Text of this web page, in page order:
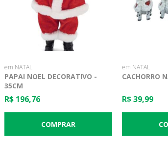
em NATAL
PAPAI NOEL DECORATIVO -
35CM
R$ 196,76
em NATAL
CACHORRO
R$ 39,99